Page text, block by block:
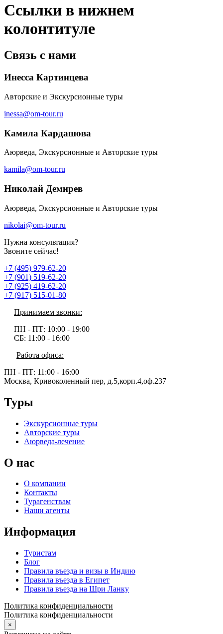
Ссылки в нижнем
колонтитуле
Связь с нами
Инесса Картинцева
Авторские и Экскурсионные туры
inessa@om-tour.ru
Камила Кардашова
Аюрведа, Экскурсионные и Авторские туры
kamila@om-tour.ru
Николай Демирев
Аюрведа, Экскурсионные и Авторские туры
nikolai@om-tour.ru
Нужна консультация?
Звоните сейчас!
+7 (495) 979-62-20
+7 (901) 519-62-20
+7 (925) 419-62-20
+7 (917) 515-01-80
Принимаем звонки:
ПН - ПТ: 10:00 - 19:00
СБ: 11:00 - 16:00
Работа офиса:
ПН - ПТ: 11:00 - 16:00
Москва, Кривоколенный пер, д.5,корп.4,оф.237
Туры
Экскурсионные туры
Авторские туры
Аюрведа-лечение
О нас
О компании
Контакты
Турагенствам
Наши агенты
Информация
Туристам
Блог
Правила въезда и визы в Индию
Правила въезда в Египет
Правила въезда на Шри Ланку
Политика конфиденциальности
Политика конфиденциальности
×